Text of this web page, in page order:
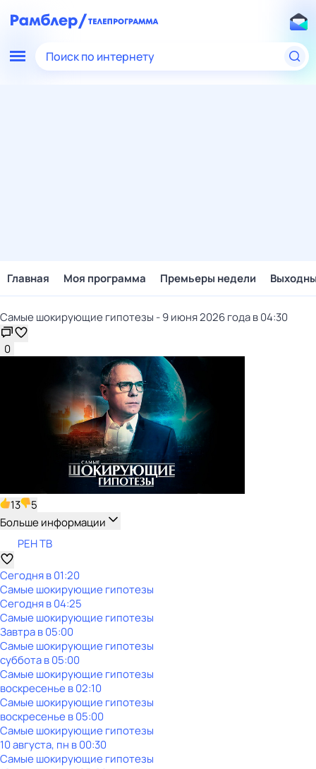
Поиск по интернету
Главная Моя программа Премьеры недели
Самые шoкиpующие гипотезы - 9 июня 2026 года в 04:30
0
13
5
Больше информации
РЕН ТВ
Сегодня в 01:20
Самые шoкиpующие гипотезы
Сегодня в 04:25
Самые шoкиpующие гипотезы
Завтра в 05:00
Самые шoкиpующие гипотезы
субботав05:00
Самые шoкиpующие гипотезы
воскресенье в02:10
Самые шoкиpующие гипотезы
воскресенье в05:00
Самые шoкиpующие гипотезы
10 августа, пн в 00:30
Самые шoкиpующие гипотезы